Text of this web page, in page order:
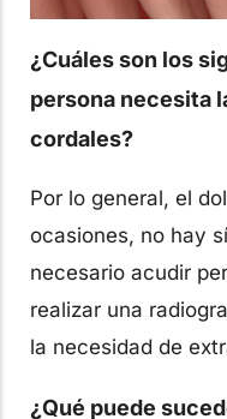
¿Cuáles son los
persona necesita
cordales?
Por lo general, el
ocasiones, no hay
necesario acudir
realizar una
la necesidad de
¿Qué puede